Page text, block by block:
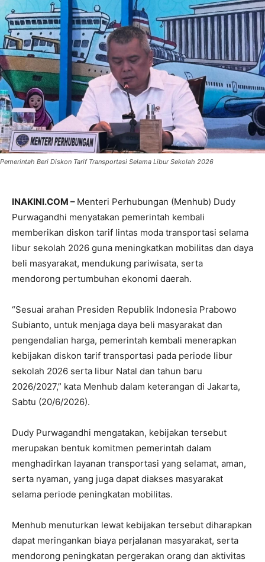
Pemerintah Beri Diskon Tarif Transportasi Selama Libur Sekolah 2026
INAKINI.COM – Menteri Perhubungan (Menhub) Dudy
Purwagandhi menyatakan pemerintah kembali
memberikan diskon tarif lintas moda transportasi selama
libur sekolah 2026 guna meningkatkan mobilitas dan daya
beli masyarakat, mendukung pariwisata, serta
mendorong pertumbuhan ekonomi daerah.
“Sesuai arahan Presiden Republik Indonesia Prabowo
Subianto, untuk menjaga daya beli masyarakat dan
pengendalian harga, pemerintah kembali menerapkan
kebijakan diskon tarif transportasi pada periode libur
sekolah 2026 serta libur Natal dan tahun baru
2026/2027,” kata Menhub dalam keterangan di Jakarta,
Sabtu (20/6/2026).
Dudy Purwagandhi mengatakan, kebijakan tersebut
merupakan bentuk komitmen pemerintah dalam
menghadirkan layanan transportasi yang selamat, aman,
serta nyaman, yang juga dapat diakses masyarakat
selama periode peningkatan mobilitas.
Menhub menuturkan lewat kebijakan tersebut diharapkan
dapat meringankan biaya perjalanan masyarakat, serta
mendorong peningkatan pergerakan orang dan aktivitas